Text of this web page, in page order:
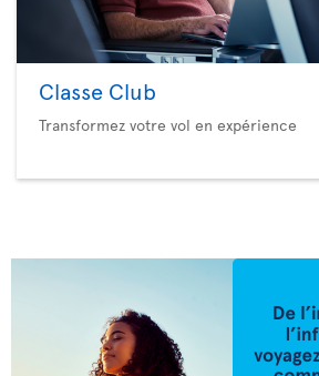
Classe Club
Transformez votre vol en expérience